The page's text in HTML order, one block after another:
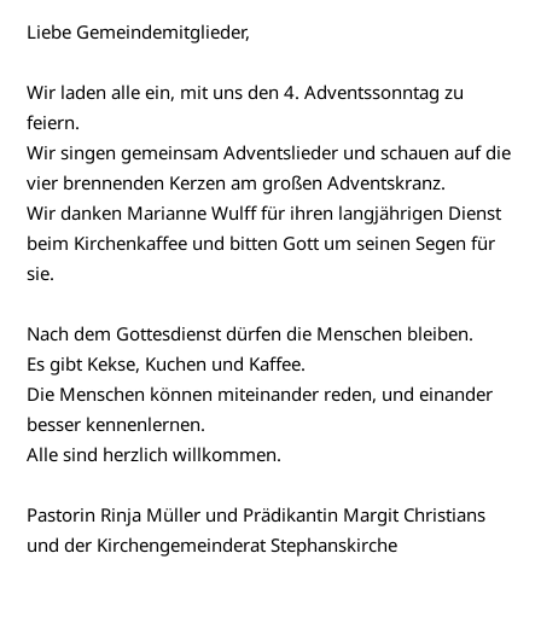
Liebe Gemeindemitglieder,
Wir laden alle ein, mit uns den 4. Adventssonntag zu
feiern.
Wir singen gemeinsam Adventslieder und schauen auf die
vier brennenden Kerzen am großen Adventskranz.
Wir danken Marianne Wulff für ihren langjährigen Dienst
beim Kirchenkaffee und bitten Gott um seinen Segen für
sie.
Nach dem Gottesdienst dürfen die Menschen bleiben.
Es gibt Kekse, Kuchen und Kaffee.
Die Menschen können miteinander reden, und einander
besser kennenlernen.
Alle sind herzlich willkommen.
Pastorin Rinja Müller und Prädikantin Margit Christians
und der Kirchengemeinderat Stephanskirche